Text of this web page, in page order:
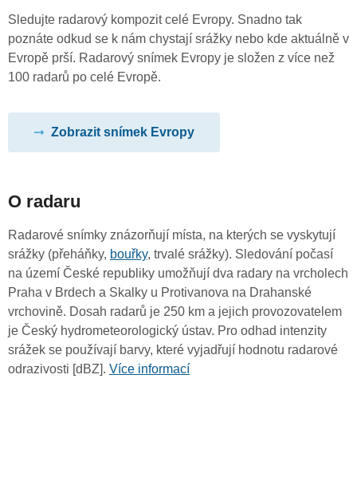
Sledujte radarový kompozit celé Evropy. Snadno tak
poznáte odkud se k nám chystají srážky nebo kde aktuálně v
Evropě prší. Radarový snímek Evropy je složen z více než
100 radarů po celé Evropě.
Zobrazit snímek Evropy
O radaru
Radarové snímky znázorňují místa, na kterých se vyskytují
srážky (přeháňky, bouřky, trvalé srážky). Sledování počasí
na území České republiky umožňují dva radary na vrcholech
Praha v Brdech a Skalky u Protivanova na Drahanské
vrchovině. Dosah radarů je 250 km a jejich provozovatelem
je Český hydrometeorologický ústav. Pro odhad intenzity
srážek se používají barvy, které vyjadřují hodnotu radarové
odrazivosti [dBZ]. Více informací